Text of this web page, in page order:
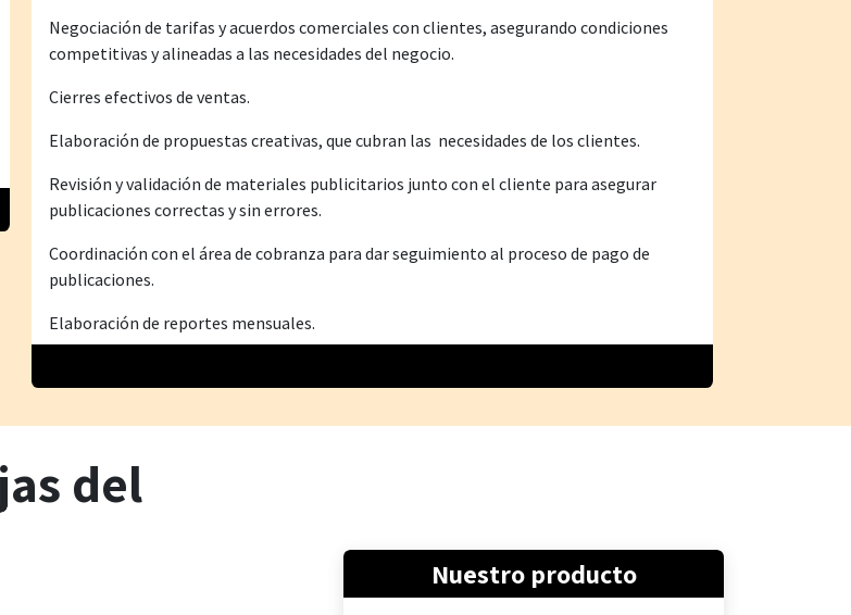
Negociación de tarifas y acuerdos comerciales con clientes, asegurando condiciones
competitivas y alineadas a las necesidades del negocio.
Cierres efectivos de ventas.
Elaboración de propuestas creativas, que cubran las necesidades de los clientes.
Revisión y validación de materiales publicitarios junto con el cliente para asegurar
publicaciones correctas y sin errores.
Coordinación con el área de cobranza para dar seguimiento al proceso de pago de
publicaciones.
Elaboración de reportes mensuales.
del
Nuestro producto